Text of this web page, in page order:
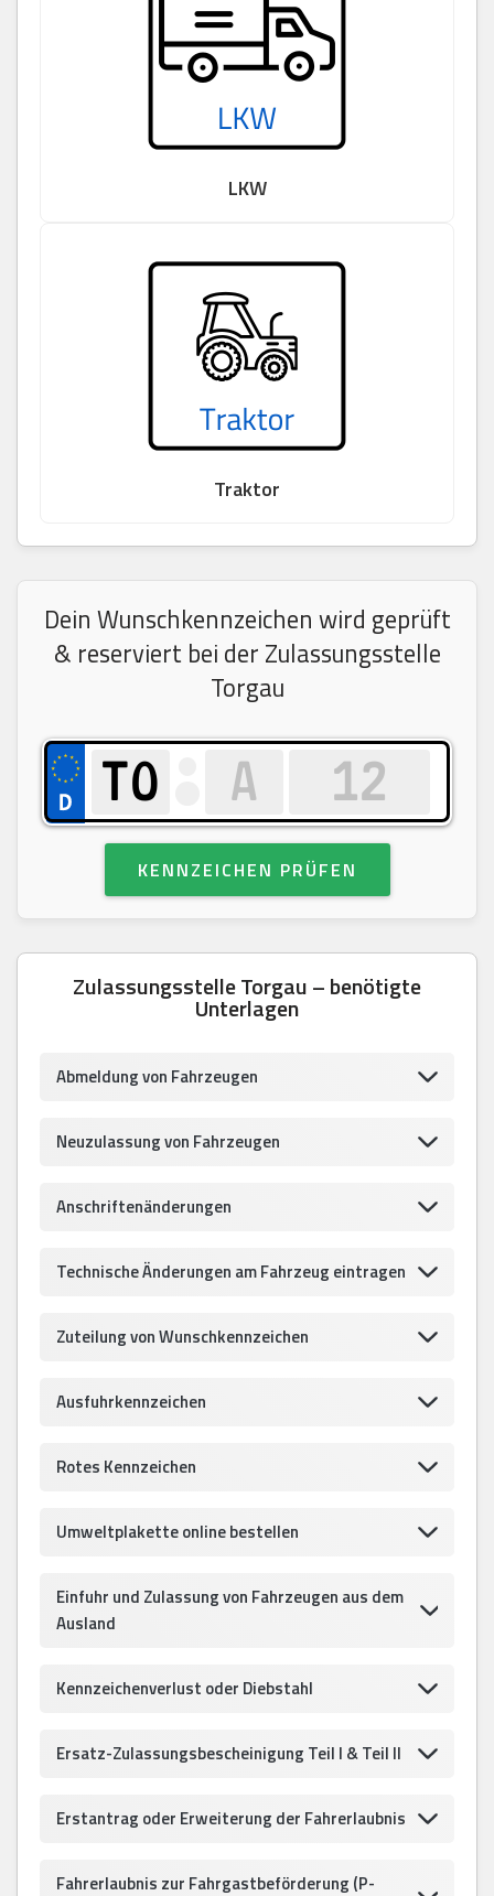
LKW
Traktor
Dein Wunschkennzeichen wird geprüft
& reserviert bei der Zulassungsstelle
Torgau
KENNZEICHEN PRÜFEN
Zulassungsstelle Torgau – benötigte
Unterlagen
Abmeldung von Fahrzeugen
Neuzulassung von Fahrzeugen
Anschriftenänderungen
Technische Änderungen am Fahrzeug eintragen
Zuteilung von Wunschkennzeichen
Ausfuhrkennzeichen
Rotes Kennzeichen
Umweltplakette online bestellen
Einfuhr und Zulassung von Fahrzeugen aus dem
Ausland
Kennzeichenverlust oder Diebstahl
Ersatz-Zulassungsbescheinigung Teil I & Teil II
Erstantrag oder Erweiterung der Fahrerlaubnis
Fahrerlaubnis zur Fahrgastbeförderung (P-